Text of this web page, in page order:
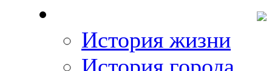
История жизни